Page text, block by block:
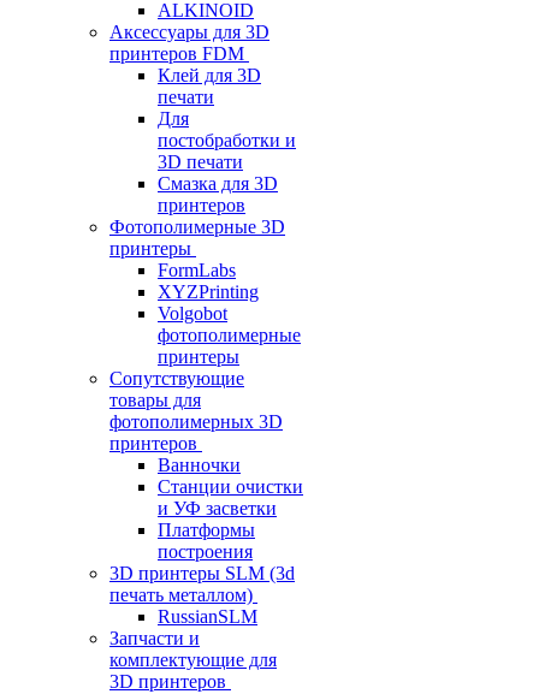
ALKINOID
Аксессуары для 3D
принтеров FDM
Клей для 3D
печати
Для
постобработки и
3D печати
Смазка для 3D
принтеров
Фотополимерные 3D
принтеры
FormLabs
XYZPrinting
Volgobot
фотополимерные
принтеры
Сопутствующие
товары для
фотополимерных 3D
принтеров
Ванночки
Станции очистки
и УФ засветки
Платформы
построения
3D принтеры SLM (3d
печать металлом)
RussianSLM
Запчасти и
комплектующие для
3D принтеров